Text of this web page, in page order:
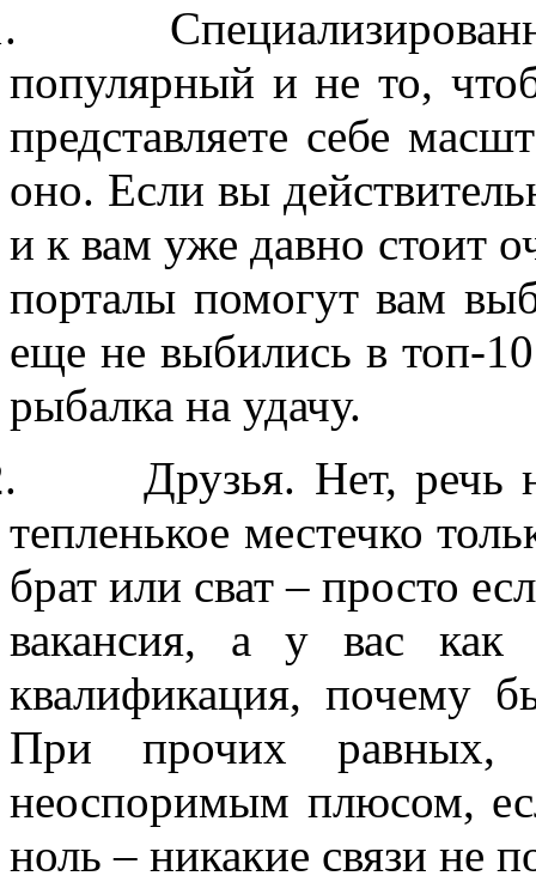
популярный и не то,
представляете себе
оно. Если вы
и к вам уже давно стоит
порталы помогут вам
еще не выбились в топ-
рыбалка на удачу.
Друзья. Нет, речь
тепленькое местечко
брат или сват – просто
вакансия, а у вас
квалификация, почему
При прочих равных,
неоспоримым плюсом,
ноль – никакие связи не